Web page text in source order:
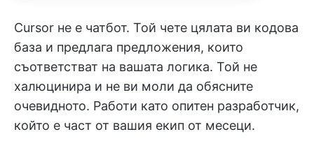
Cursor не е чатбот. Той чете цялата ви кодова
база и предлага предложения, които
съответстват на вашата логика. Той не
халюцинира и не ви моли да обясните
очевидното. Работи като опитен разработчик,
който е част от вашия екип от месеци.